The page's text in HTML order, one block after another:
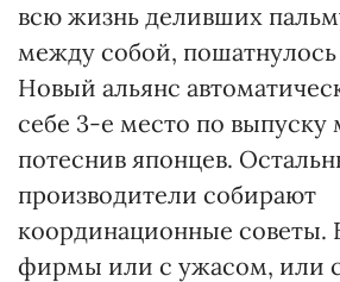
всю жизнь деливших
между собой, пошатнулось
Новый альянс
себе 3-е место по
потеснив японцев.
производители собирают
координационные советы.
фирмы или с ужасом, или